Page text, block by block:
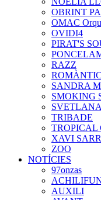
OBRINT
OMAC
OVIDI4
PIRAT'S
RAZZ
SANDRA
SMOKING
SVETLANA
TRIBADE
XAVI
ZOO
NOTÍCIES
97onzas
AUXILI